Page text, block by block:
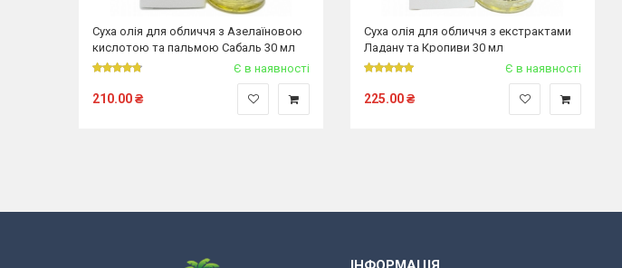
Суха олія для обличчя з Азелаїновою
кислотою та пальмою Сабаль 30 мл
Є в наявності
210.00₴
Суха олія для обличчя з екстрактами
Ладану та Кропиви 30 мл
Є в наявності
225.00₴